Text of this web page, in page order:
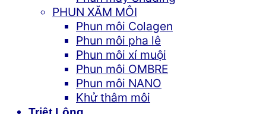
PHUN XĂM MÔI
Phun môi Colagen
Phun môi pha lê
Phun môi xí muội
Phun môi OMBRE
Phun môi NANO
Khử thâm môi